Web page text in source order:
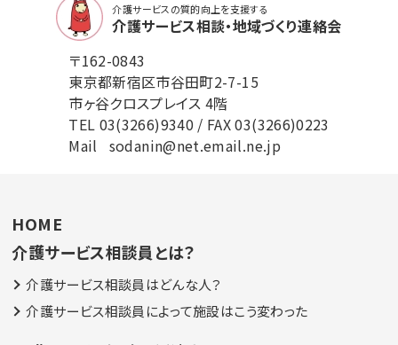
介護サービスの質的向上を支援する
介護サービス相談・地域づくり連絡会
〒162-0843
東京都新宿区市谷田町2-7-15
市ヶ谷クロスプレイス 4階
TEL 03(3266)9340 / FAX 03(3266)0223
Mail sodanin@net.email.ne.jp
HOME
介護サービス相談員とは？
介護サービス相談員はどんな人？
介護サービス相談員によって施設はこう変わった